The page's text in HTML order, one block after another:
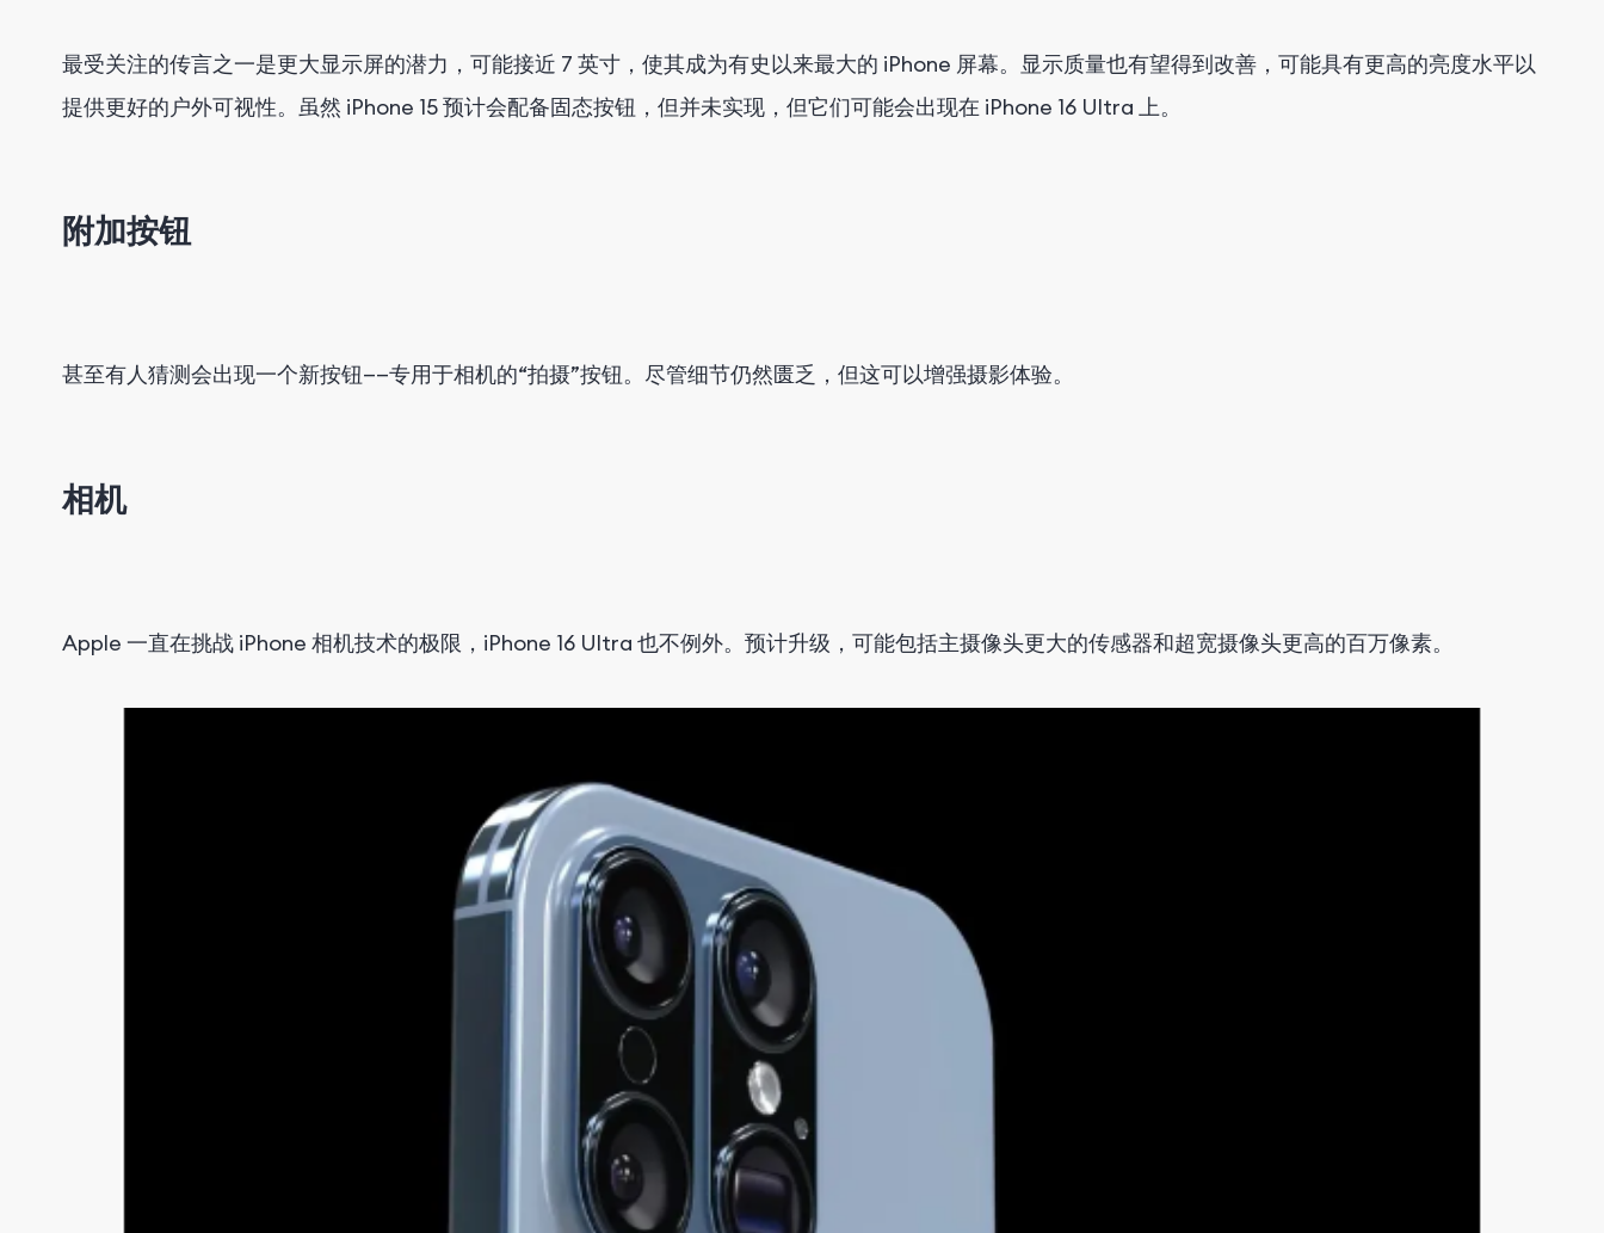
最受关注的传言之一是更大显示屏的潜力，可能接近 7 英寸，使其成为有史以来最大的 iPhone 屏幕。显示质量也有望得到改善，可能具有更高的亮度水平以
提供更好的户外可视性。虽然 iPhone 15 预计会配备固态按钮，但并未实现，但它们可能会出现在 iPhone 16 Ultra 上。
附加按钮
甚至有人猜测会出现一个新按钮——专用于相机的“拍摄”按钮。尽管细节仍然匮乏，但这可以增强摄影体验。
相机
Apple 一直在挑战 iPhone 相机技术的极限，iPhone 16 Ultra 也不例外。预计升级，可能包括主摄像头更大的传感器和超宽摄像头更高的百万像素。